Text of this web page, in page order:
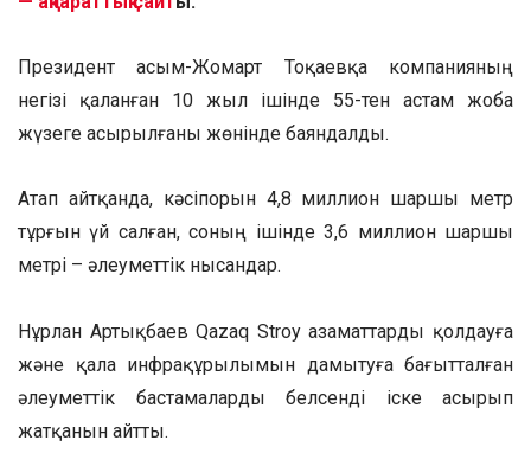
Президент Қасым-Жомарт Тоқаевқа компанияның
негізі қаланған 10 жыл ішінде 55-тен астам жоба
жүзеге асырылғаны жөнінде баяндалды.
Атап айтқанда, кәсіпорын 4,8 миллион шаршы метр
тұрғын үй салған, соның ішінде 3,6 миллион шаршы
метрі – әлеуметтік нысандар.
Нұрлан Артықбаев Qazaq Stroy азаматтарды қолдауға
және қала инфрақұрылымын дамытуға бағытталған
әлеуметтік бастамаларды белсенді іске асырып
жатқанын айтты.